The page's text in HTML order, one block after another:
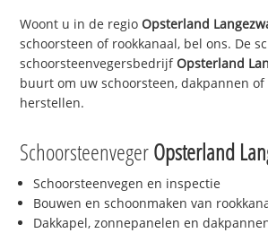
Woont u in de regio Opsterland
schoorsteen of rookkanaal, bel ons. De
schoorsteenvegersbedrijfOpsterland
buurt om uw schoorsteen, dakpannen
herstellen.
SchoorsteenvegerOpsterland
Schoorsteenvegen en inspectie
Bouwen en schoonmaken van
Dakkapel, zonnepanelen en